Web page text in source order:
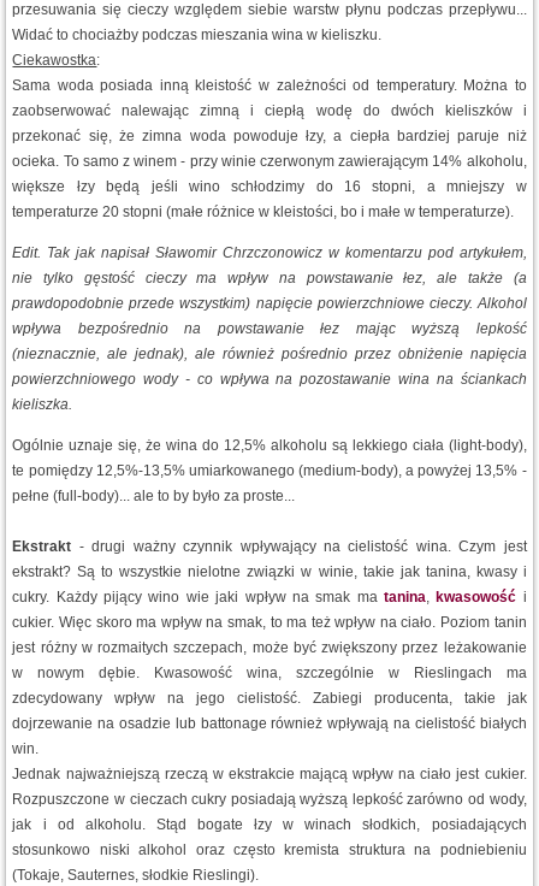
przesuwania się cieczy względem siebie warstw płynu podczas przepływu...
Widać to chociażby podczas mieszania wina w kieliszku.
Ciekawostka:
Sama woda posiada inną kleistość w zależności od temperatury. Można to
zaobserwować nalewając zimną i ciepłą wodę do dwóch kieliszków i
przekonać się, że zimna woda powoduje łzy, a ciepła bardziej paruje niż
ocieka. To samo z winem - przy winie czerwonym zawierającym 14% alkoholu,
większe łzy będą jeśli wino schłodzimy do 16 stopni, a mniejszy w
temperaturze 20 stopni (małe różnice w kleistości, bo i małe w temperaturze).
Edit. Tak jak napisał Sławomir Chrzczonowicz w komentarzu pod artykułem,
nie tylko gęstość cieczy ma wpływ na powstawanie łez, ale także (a
prawdopodobnie przede wszystkim) napięcie powierzchniowe cieczy. Alkohol
wpływa bezpośrednio na powstawanie łez mając wyższą lepkość
(nieznacznie, ale jednak), ale również pośrednio przez obniżenie napięcia
powierzchniowego wody - co wpływa na pozostawanie wina na ściankach
kieliszka.
Ogólnie uznaje się, że wina do 12,5% alkoholu są lekkiego ciała (light-body),
te pomiędzy 12,5%-13,5% umiarkowanego (medium-body), a powyżej 13,5% -
pełne (full-body)... ale to by było za proste...
Ekstrakt - drugi ważny czynnik wpływający na cielistość wina. Czym jest
ekstrakt? Są to wszystkie nielotne związki w winie, takie jak tanina, kwasy i
cukry. Każdy pijący wino wie jaki wpływ na smak ma tanina, kwasowość i
cukier. Więc skoro ma wpływ na smak, to ma też wpływ na ciało. Poziom tanin
jest różny w rozmaitych szczepach, może być zwiększony przez leżakowanie
w nowym dębie. Kwasowość wina, szczególnie w Rieslingach ma
zdecydowany wpływ na jego cielistość. Zabiegi producenta, takie jak
dojrzewanie na osadzie lub battonage również wpływają na cielistość białych
win.
Jednak najważniejszą rzeczą w ekstrakcie mającą wpływ na ciało jest cukier.
Rozpuszczone w cieczach cukry posiadają wyższą lepkość zarówno od wody,
jak i od alkoholu. Stąd bogate łzy w winach słodkich, posiadających
stosunkowo niski alkohol oraz często kremista struktura na podniebieniu
(Tokaje, Sauternes, słodkie Rieslingi).